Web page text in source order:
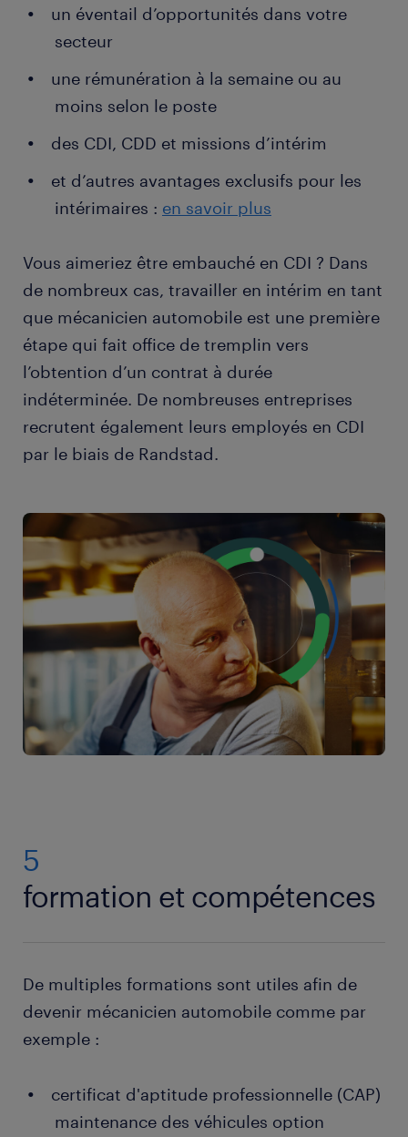
un éventail d’opportunités dans votre
secteur
une rémunération à la semaine ou au
moins selon le poste
des CDI, CDD et missions d’intérim
et d’autres avantages exclusifs pour les
intérimaires : en savoir plus
Vous aimeriez être embauché en CDI ? Dans
de nombreux cas, travailler en intérim en tant
que mécanicien automobile est une première
étape qui fait office de tremplin vers
l’obtention d’un contrat à durée
indéterminée. De nombreuses entreprises
recrutent également leurs employés en CDI
par le biais de Randstad.
5
formation et compétences
De multiples formations sont utiles afin de
devenir mécanicien automobile comme par
exemple :
certificat d'aptitude professionnelle (CAP)
maintenance des véhicules option